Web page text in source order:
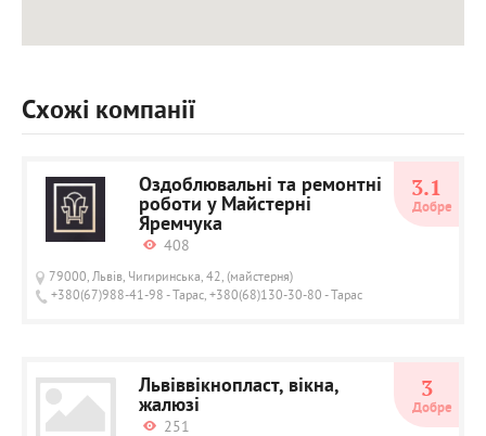
Схожі компанії
Оздоблювальні та ремонтні
роботи у Майстерні
Яремчука
408
79000, Львів, Чигиринська, 42, (майстерня)
+380(67)988-41-98 - Тарас, +380(68)130-30-80 - Тарас
3.1
Добре
Львіввікнопласт, вікна,
жалюзі
251
3
Добре